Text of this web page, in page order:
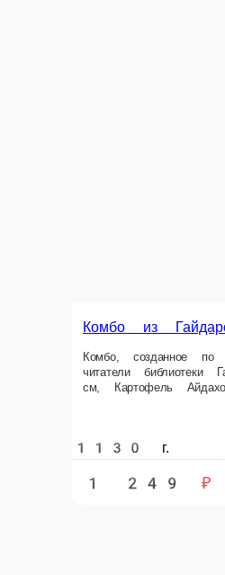
Комбо из Гайдаровки
вопросах. Состав Брускетта с